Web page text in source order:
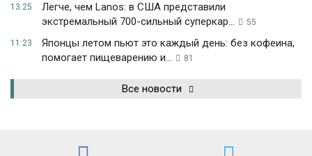
13:25
Легче, чем Lanos: в США представили
экстремальный 700-сильный суперкар...
55
11:23
Японцы летом пьют это каждый день: без кофеина,
помогает пищеварению и...
81
Все новости